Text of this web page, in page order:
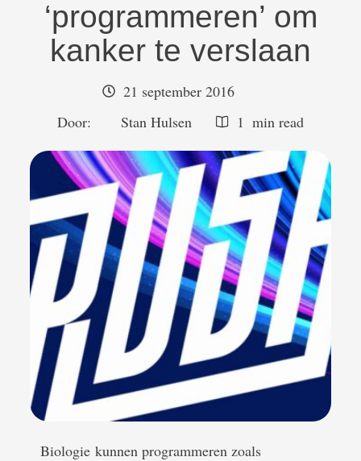
‘programmeren’ om
kanker te verslaan
21 september 2016
Door:
Stan Hulsen 1 min read
Biologie kunnen programmeren zoals